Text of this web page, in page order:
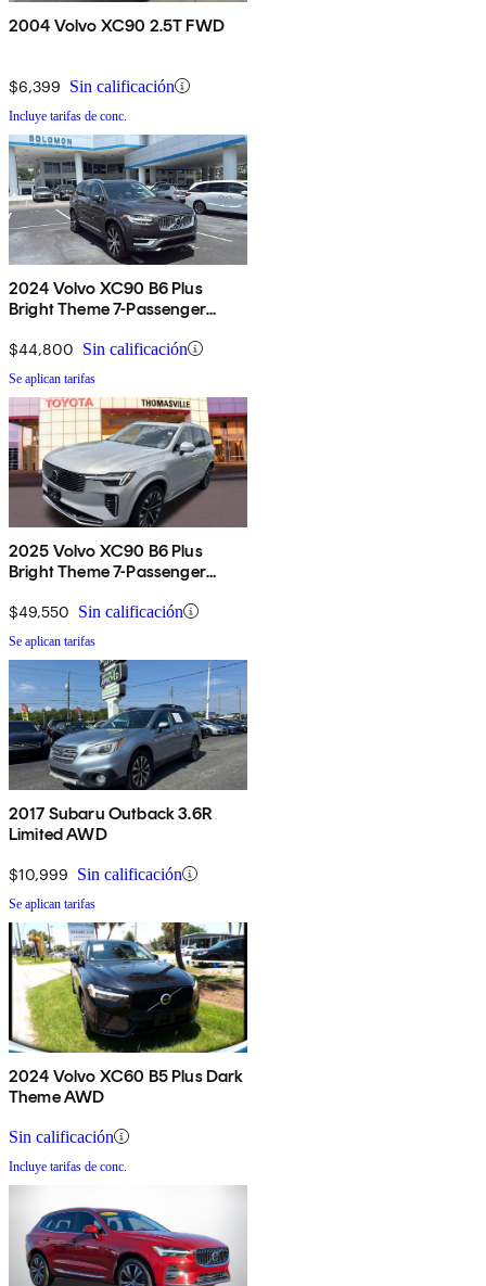
2004 Volvo XC90 2.5T FWD
$6,399 Sin calificación
Incluye tarifas de conc.
2024 Volvo XC90 B6 Plus
Bright Theme 7-Passenger
$44,800 Sin calificación
Se aplican tarifas
2025 Volvo XC90 B6 Plus
Bright Theme 7-Passenger
$49,550 Sin calificación
Se aplican tarifas
2017 Subaru Outback 3.6R
Limited AWD
$10,999 Sin calificación
Se aplican tarifas
2024 Volvo XC60 B5 Plus Dark
Theme AWD
Sin calificación
Incluye tarifas de conc.